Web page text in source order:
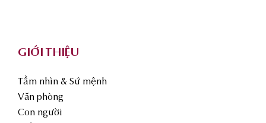
GIỚI THIỆU
Tầm nhìn & Sứ mệnh
Văn phòng
Con người